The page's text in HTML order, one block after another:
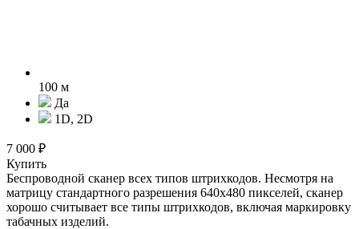
100 м
Да
1D, 2D
7 000 ₽
Купить
Беспроводной сканер всех типов штрихкодов. Несмотря на
матрицу стандартного разрешения 640х480 пикселей, сканер
хорошо считывает все типы штрихкодов, включая маркировку
табачных изделий.